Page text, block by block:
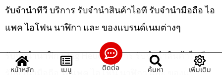
รับจำนำทีวี บริการ รับจำนำสินค้าไอที รับจำนำมือถือ ไอ
แพค ไอโฟน นาฬิกา และ ของแบรนด์เนมต่างๆ
รับจำนำนาฬิกา Tag Heuer บริการ รับจำนำสินค้าไอที
หน้าหลัก เมนู ติดต่อ ค้นหา เพิ่มเติม